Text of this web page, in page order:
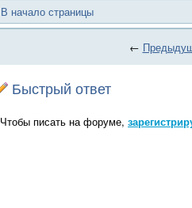
В начало страницы
←
Быстрый ответ
Чтобы писать на форуме,